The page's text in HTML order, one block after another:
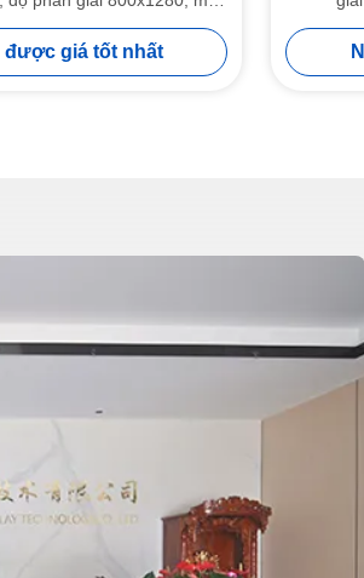
hình LCD POS
được giá tốt nhất